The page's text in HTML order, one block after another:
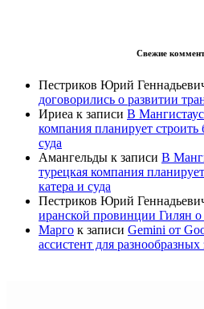
Свежие
Пестриков Юрий
договорились о развитии
Ириеа к записи В
компания планирует строить
суда
Амангельды к записи В
турецкая компания
катера и суда
Пестриков Юрий
иранской провинции Гилян о
Марго к записи Gemini от
ассистент для разнообразных